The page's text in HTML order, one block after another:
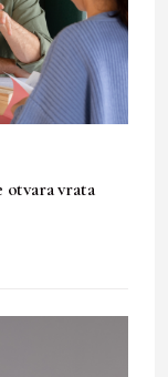
otvara vrata